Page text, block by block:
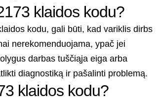
klaidos kodu?
kodu, gali būti, kad variklis dirbs
nerekomenduojama, ypač jei
darbas tuščiąja eiga arba
diagnostiką ir pašalinti problemą.
klaidos kodu?